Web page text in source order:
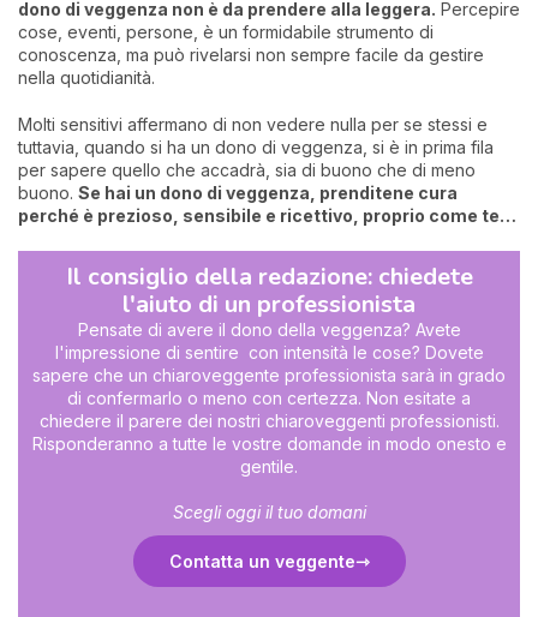
dono di veggenza non è da prendere alla leggera. Percepire
cose, eventi, persone, è un formidabile strumento di
conoscenza, ma può rivelarsi non sempre facile da gestire
nella quotidianità.
Molti sensitivi affermano di non vedere nulla per se stessi e
tuttavia, quando si ha un dono di veggenza, si è in prima fila
per sapere quello che accadrà, sia di buono che di meno
buono. Se hai un dono di veggenza, prenditene cura
perché è prezioso, sensibile e ricettivo, proprio come te…
Il consiglio della redazione: chiedete
l'aiuto di un professionista
Pensate di avere il dono della veggenza? Avete
l'impressione di sentire con intensità le cose? Dovete
sapere che un chiaroveggente professionista sarà in grado
di confermarlo o meno con certezza. Non esitate a
chiedere il parere dei nostri chiaroveggenti professionisti.
Risponderanno a tutte le vostre domande in modo onesto e
gentile.
Scegli oggi il tuo domani
Contatta un veggente